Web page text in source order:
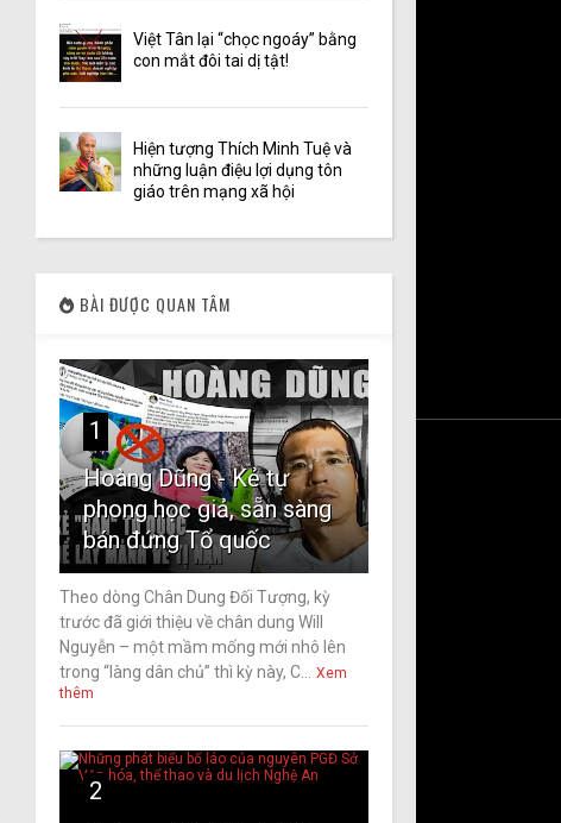
Việt Tân lại “chọc ngoáy” bằng
con mắt đôi tai dị tật!
Hiện tượng Thích Minh Tuệ và
những luận điệu lợi dụng tôn
giáo trên mạng xã hội
BÀI ĐƯỢC QUAN TÂM
1
Hoàng Dũng - Kẻ tự
phong học giả, sẵn sàng
bán đứng Tổ quốc
Theo dòng Chân Dung Đối Tượng, kỳ
trước đã giới thiệu về chân dung Will
Nguyễn – một mầm mống mới nhô lên
trong “làng dân chủ” thì kỳ này, C...
Xem
thêm
2